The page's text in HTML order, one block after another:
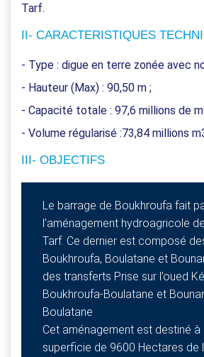
Tarf.
II- CARACTERISTIQUES
- Type : digue en terre zonée avec
- Hauteur (Max) : 90,50 m ;
- Capacité totale : 97,6 millions de
- Volume régularisé :73,84 millions
III- OBJECTIFS
Le barrage de Boukhroufa fait
l’aménagement hydroagricole
Tarf. Ce dernier est composé
Boukhroufa, Boulatane et
des transferts Prise sur l’oued
Boukhroufa-Boulatane et
Boulatane
Cet aménagement est destiné à
superficie de 9600 Hectares de